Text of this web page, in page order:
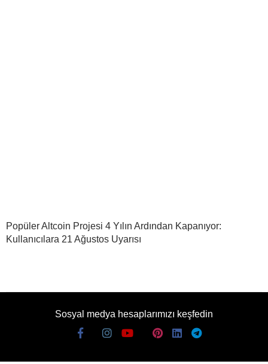
Popüler Altcoin Projesi 4 Yılın Ardından Kapanıyor:
Kullanıcılara 21 Ağustos Uyarısı
Sosyal medya hesaplarımızı keşfedin